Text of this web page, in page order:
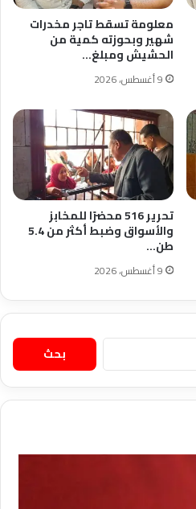
معلومة تسقط تاجر مخدرات
شهير وبحوزته كمية من
الحشيش ومبلغ…
9 أغسطس، 2026
تحرير 516 محضرًا للمخابز
والأسواق وضبط أكثر من 5.4
طن…
9 أغسطس، 2026
البحث
عن: